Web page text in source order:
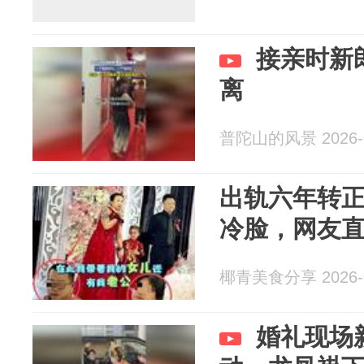
接亲时新
离
普陀山的风景
出轨六年转
冷脸，网友
椰青美食分享
婚礼现场